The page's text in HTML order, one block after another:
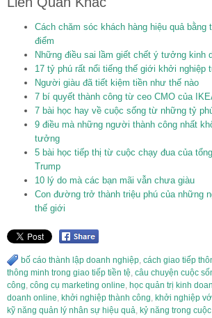
Cách chăm sóc khách hàng hiệu quả bằng
điểm
Những điều sai lầm giết chết ý tưởng kinh
17 tỷ phú rất nổi tiếng thế giới khởi nghiệp
Người giàu đã tiết kiệm tiền như thế nào
7 bí quyết thành công từ ceo CMO của
7 bài học hay về cuộc sống từ những tỷ
9 điều mà những người thành công nhất
tưởng
5 bài học tiếp thị từ cuộc chạy đua của
Trump
10 lý do mà các bạn mãi vẫn chưa giàu
Con đường trở thành triệu phú của những
thế giới
bố cáo thành lập doanh nghiệp, cách giao tiếp
thông minh trong giao tiếp tiền tệ, câu chuyện cuộc
công, công cụ marketing online, học quản trị kinh
doanh online, khởi nghiệp thành công, khởi nghiệp
kỹ năng quản lý nhân sự hiệu quả, kỷ năng trong